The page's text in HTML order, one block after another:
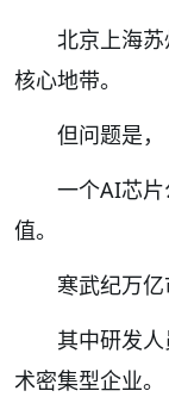
北京上海
核心地带。
但问题是，
一个AI芯
值。
寒武纪万
其中研发
术密集型企业。